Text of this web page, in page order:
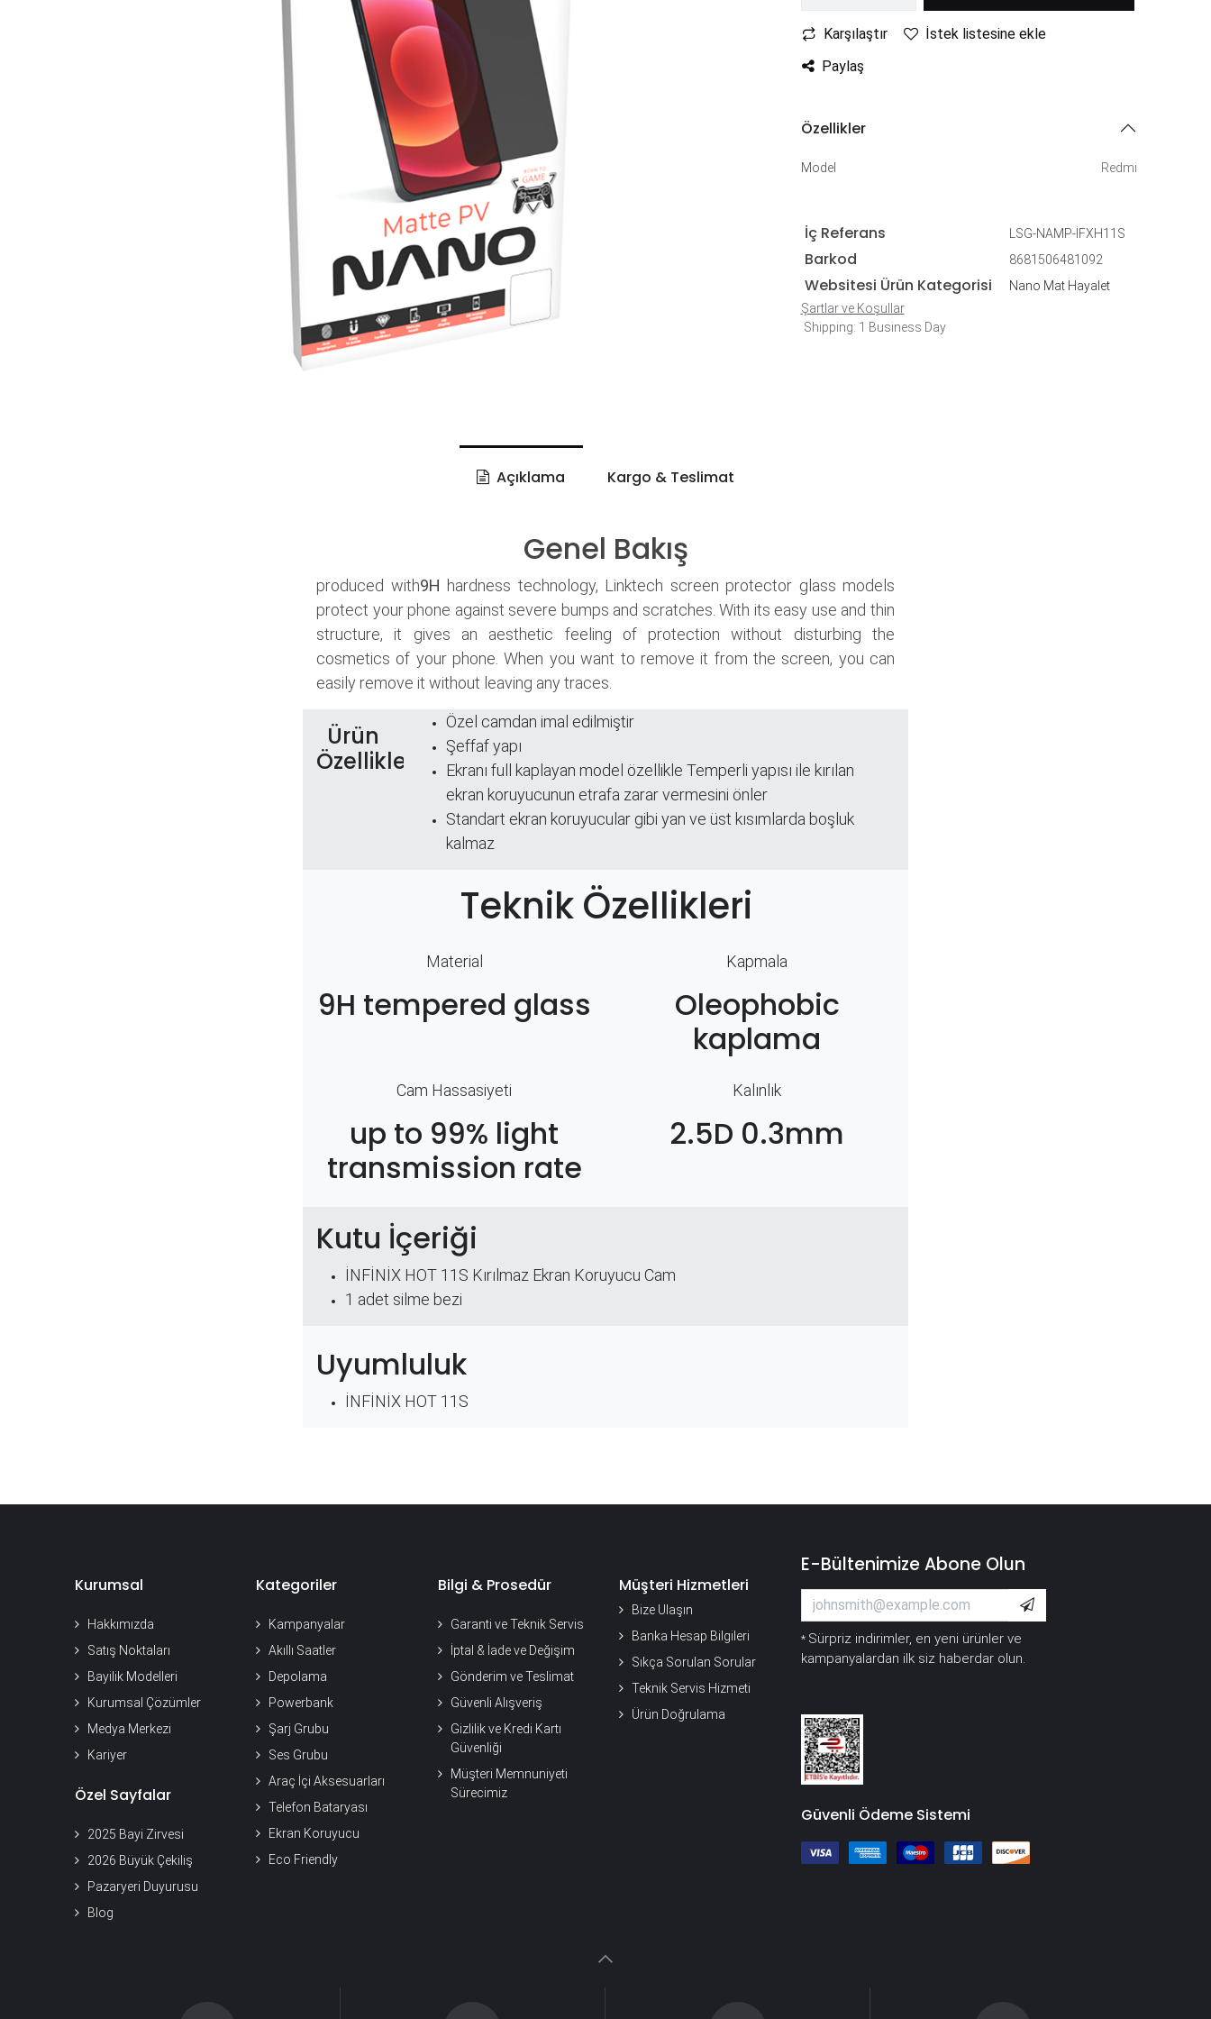
Karşılaştır
İstek listesine ekle
Paylaş
Özellikler
Model Redmi
İç Referans LSG-NAMP-İFXH11S
Barkod 8681506481092
Websitesi Ürün Kategorisi
Nano Mat Hayalet
Şartlar ve Koşullar
Shipping: 1 Business Day
Açıklama Kargo & Teslimat
Genel Bakış
produced with9H hardness technology, Linktech screen protector glass models
protect your phone against severe bumps and scratches. With its easy use and thin
structure, it gives an aesthetic feeling of protection without disturbing the
cosmetics of your phone. When you want to remove it from the screen, you can
easily remove it without leaving any traces.
Ürün
Özellikleri
Özel camdan imal edilmiştir
Şeffaf yapı
​Ekranı full kaplayan model özellikle Temperli yapısı ile kırılan
ekran koruyucunun etrafa zarar vermesini önler
Standart ekran koruyucular gibi yan ve üst kısımlarda boşluk
kalmaz
Teknik Özellikleri
Material
9H tempered glass
Kapmala
Oleophobic
kaplama
Cam Hassasiyeti
up to 99% light
transmission rate
Kalınlık
2.5D 0.3mm
Kutu İçeriği
İNFİNİX HOT 11S Kırılmaz Ekran Koruyucu Cam
​1 adet silme bezi
Uyumluluk
İNFİNİX HOT 11S
Kurumsal
Hakkımızda
Satış Noktaları
Bayilik Modelleri
Kurumsal Çözümler
Medya Merkezi
Kariyer
Özel Sayfalar
2025 Bayi Zirvesi
2026 Büyük Çekiliş
Pazaryeri Duyurusu
Blog
Kategoriler
Kampanyalar
Akıllı Saatler
Depolama
Powerbank
Şarj Grubu
Ses Grubu
Araç İçi Aksesuarları
Telefon Bataryası
Ekran Koruyucu
Eco Friendly
Bilgi & Prosedür
Garanti ve Teknik Servis
İptal & İade ve Değişim
Gönderim ve Teslimat
Güvenli Alışveriş
Gizlilik ve Kredi Kartı
Güvenliği
Müşteri Memnuniyeti
Sürecimiz
Müşteri Hizmetleri
Bize Ulaşın
Banka Hesap Bilgileri
Sıkça Sorulan Sorular
Teknik Servis Hizmeti
Ürün Doğrulama
E-Bültenimize Abone Olun
* Sürpriz indirimler, en yeni ürünler ve
kampanyalardan ilk siz haberdar olun.
Güvenli Ödeme Sistemi